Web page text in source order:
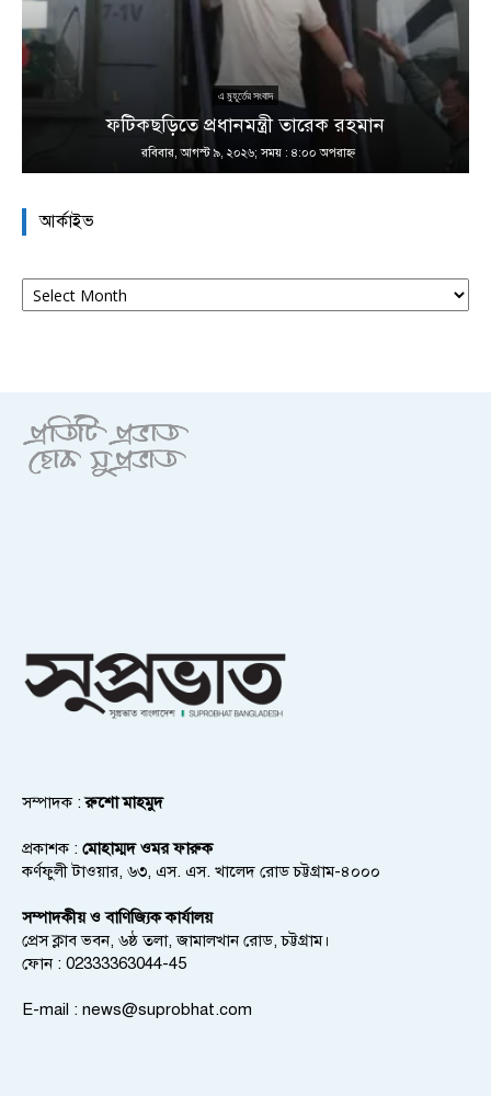
এ মুহূর্তের সংবাদ
ফটিকছড়িতে প্রধানমন্ত্রী তারেক রহমান
রবিবার, আগস্ট ৯, ২০২৬; সময় : ৪:০০ অপরাহ্ণ
আর্কাইভ
আর্কাইভ
সম্পাদক :রুশো মাহমুদ
প্রকাশক : মোহাম্মদ ওমর ফারুক
কর্ণফুলী টাওয়ার, ৬৩, এস. এস. খালেদ রোড চট্টগ্রাম-৪০০০
সম্পাদকীয় ও বাণিজ্যিক কার্যালয়
প্রেস ক্লাব ভবন, ৬ষ্ঠ তলা, জামালখান রোড, চট্টগ্রাম।
ফোন : 02333363044-45
E-mail : news@suprobhat.com